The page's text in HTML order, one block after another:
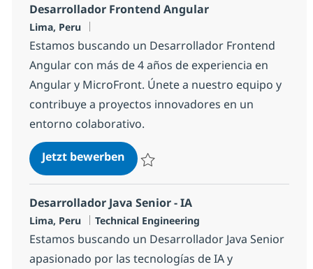
Desarrollador Frontend Angular
Standort
Lima, Peru
Estamos buscando un Desarrollador Frontend
Angular con más de 4 años de experiencia en
Angular y MicroFront. Únete a nuestro equipo y
contribuye a proyectos innovadores en un
entorno colaborativo.
Jetzt bewerbenDesarrollador Frontend Angular
Desarrollador Java Senior - IA
Standort
Lima, Peru Kategorie
Technical Engineering
Estamos buscando un Desarrollador Java Senior
apasionado por las tecnologías de IA y